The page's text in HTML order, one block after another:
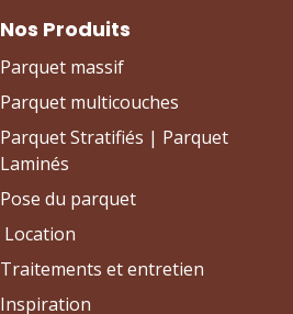
Nos Produits
Parquet massif
Parquet multicouches
Parquet Stratifiés | Parquet
Laminés
Pose du parquet
Location
Traitements et entretien
Inspiration